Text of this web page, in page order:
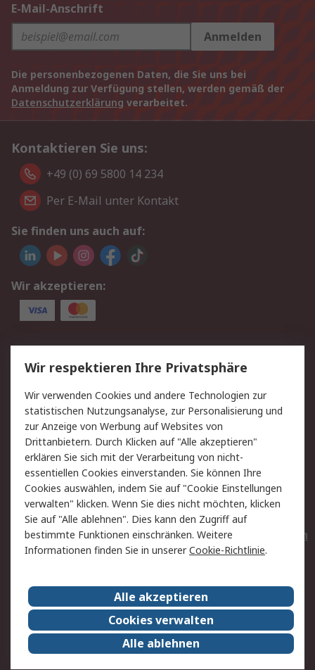
E-Mail-Anschrift
Anmelden
Die personenbezogenen Daten, die Sie uns bei
Anmeldung zur Verfügung stellen, werden gemäß der
Datenschutzerklärung verarbeitet.
Kontaktieren Sie uns:
+49 (0) 69 5800 14 234
Per E-Mail unter Kontakt
Sie finden uns auch auf:
Wir akzeptieren:
Service
Value Added Services
Lieferlösungen
Rücksendungen
Kontakt
Hilfe
Privatkunden
Rechtliches
AGB
Datenschutz
Cookie-Richtlinie
Zahlungsbedingungen
Copyright/Impressum
Entsorgung
Elektrogeräte/Batterien
RS weltweit
Karriere bei RS
Nachhaltigkeit
Qualität/Umwelt/ZertifikatePresse-Center
Event-Center
Wir respektieren Ihre Privatsphäre
Wir verwenden Cookies und andere Technologien zur
statistischen Nutzungsanalyse, zur Personalisierung und
zur Anzeige von Werbung auf Websites von
Drittanbietern. Durch Klicken auf "Alle akzeptieren"
erklären Sie sich mit der Verarbeitung von nicht-
essentiellen Cookies einverstanden. Sie können Ihre
Cookies auswählen, indem Sie auf "Cookie Einstellungen
verwalten" klicken. Wenn Sie dies nicht möchten, klicken
Sie auf "Alle ablehnen". Dies kann den Zugriff auf
bestimmte Funktionen einschränken. Weitere
Informationen finden Sie in unsererCookie-Richtlinie.
Alle akzeptieren
Cookies verwalten
Alle ablehnen